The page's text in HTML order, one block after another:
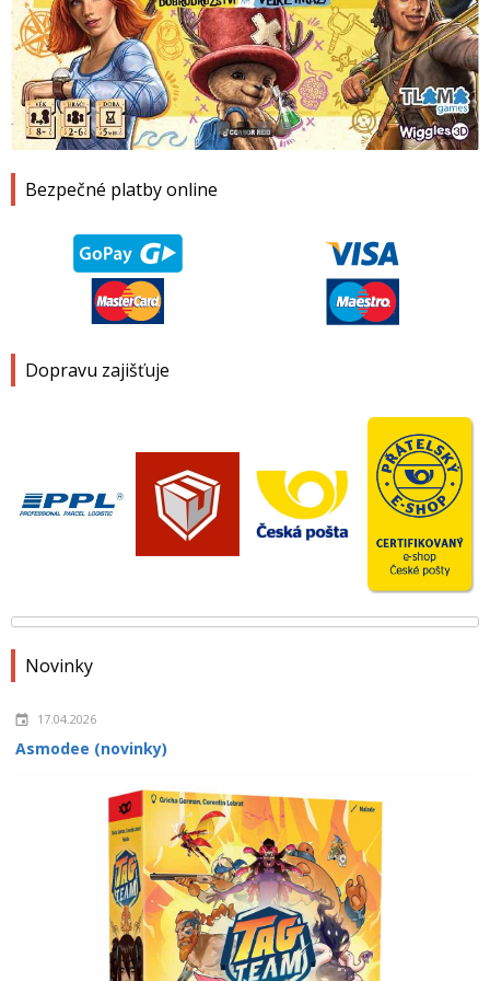
Bezpečné platby online
Dopravu zajišťuje
Novinky
17.04.2026
Asmodee (novinky)